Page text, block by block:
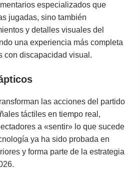
especializados que
jugadas, sino también
y detalles visuales del
una experiencia más completa
con discapacidad visual.
las acciones del partido
táctiles en tiempo real,
a «sentir» lo que sucede
ya ha sido probada en
y forma parte de la estrategia